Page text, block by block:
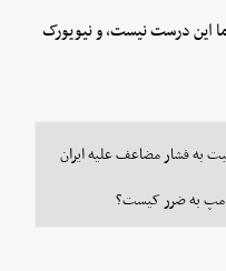
این درست نیست، و نیویورک
به فشار مضاعف علیه ایران
به ضرر کیست؟